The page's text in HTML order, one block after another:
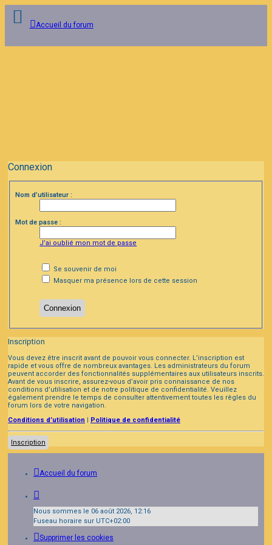
Accueil du forum
Connexion
Nom d’utilisateur :
Mot de passe :
J’ai oublié mon mot de passe
Se souvenir de moi
Masquer ma présence lors de cette session
Inscription
Vous devez être inscrit avant de pouvoir vous connecter. L’inscription est
rapide et vous offre de nombreux avantages. Les administrateurs du forum
peuvent accorder des fonctionnalités supplémentaires aux utilisateurs inscrits.
Avant de vous inscrire, assurez-vous d’avoir pris connaissance de nos
conditions d’utilisation et de notre politique de confidentialité. Veuillez
également prendre le temps de consulter attentivement toutes les règles du
forum lors de votre navigation.
Conditions d’utilisation | Politique de confidentialité
Inscription
Accueil du forum
Nous sommes le 06 août 2026, 12:16
Fuseau horaire sur UTC+02:00
Supprimer les cookies